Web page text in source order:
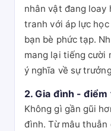
nhân vật đang loay
tranh với áp lực
bạn bè phức tạp.
mang lại tiếng cười
ý nghĩa về sự
2. Gia đình -
Không gì gần gũi
đình. Từ mâu thuẫn